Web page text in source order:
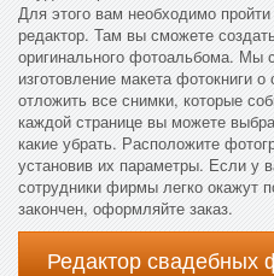
Для этого вам необходимо
редактор. Там вы сможете
оригинального фотоальбома. Мы
изготовление макета фотокниги
отложить все снимки, которые
каждой странице вы можете
какие убрать. Расположите
установив их параметры. Если у
сотрудники фирмы легко окажут
закончен, оформляйте заказ.
Редактор свадебных